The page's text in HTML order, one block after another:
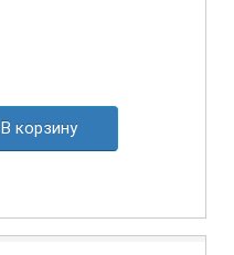
В корзину